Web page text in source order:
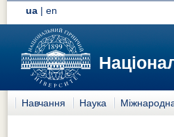
ua |en
Навчання Наука